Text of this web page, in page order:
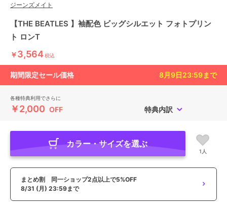
ジーンズメイト
【THE BEATLES 】袖配色 ビッグシルエット フォトプリン
ト ロンT
￥3,564 税込
期間限定セール価格 8月9日23:59まで
各種特典利用でさらに
￥2,000 OFF 特典内訳
カラー・サイズを選ぶ
1人
まとめ割 同一ショップ2点以上で5%OFF
8/31 (月) 23:59まで